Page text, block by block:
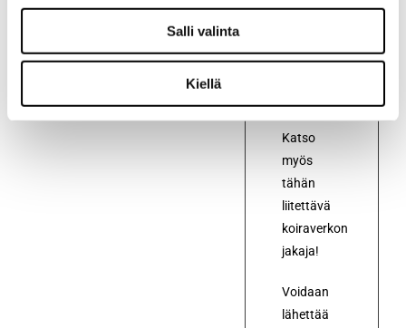
Salli valinta
Kiellä
Katso
myös
tähän
liitettävä
koiraverkon
jakaja!
Voidaan
lähettää